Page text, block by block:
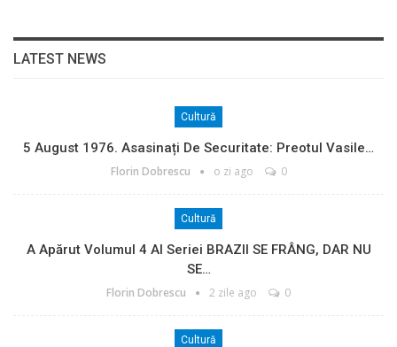
LATEST NEWS
Cultură
5 August 1976. Asasinați De Securitate: Preotul Vasile…
Florin Dobrescu o zi ago 0
Cultură
A Apărut Volumul 4 Al Seriei BRAZII SE FRÂNG, DAR NU
SE…
Florin Dobrescu 2 zile ago 0
Cultură